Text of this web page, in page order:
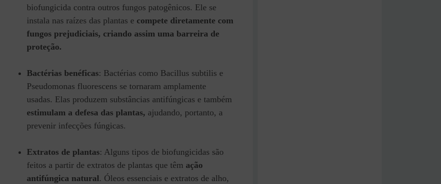
biofungicida contra outros fungos patogênicos. Ele se
instala nas raízes das plantas e compete diretamente com
fungos prejudiciais, criando assim uma barreira de
proteção.
Bactérias benéficas: Bactérias como Bacillus subtilis e
Pseudomonas fluorescens se tornaram amplamente
usadas. Elas produzem substâncias antifúngicas e também
estimulam a defesa das plantas, ajudando, portanto, a
prevenir infecções fúngicas.
Extratos de plantas: Alguns tipos de biofungicidas são
feitos a partir de extratos de plantas que têm ação
antifúngica natural. Óleos essenciais e extratos de alho,